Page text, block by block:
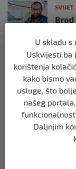
SVIJET
prije
SVIJET
prije
U skladu s
Uskvijesti.ba
korištenja
kako bismo
usluge, što
našeg
Daljnjim